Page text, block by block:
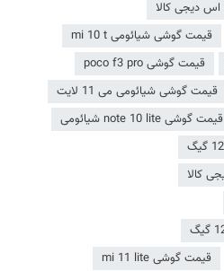
قیمت گوشی شیائومی mi 10 t
قیمت گوشی poco f3 pro
قیمت گوشی شیائومی می 11 لایت
قیمت گوشی note 10 lite شیائومی
قیمت گوشی mi 11 lite